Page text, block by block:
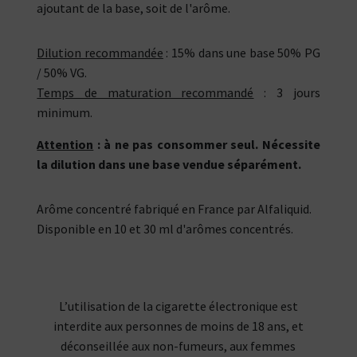
ajoutant de la base, soit de l'arôme.
Dilution recommandée : 15% dans une base 50% PG
/ 50% VG.
Temps de maturation recommandé : 3 jours
minimum.
Attention : à ne pas consommer seul. Nécessite
la dilution dans une base vendue séparément.
Arôme concentré fabriqué en France par Alfaliquid.
Disponible en 10 et 30 ml d'arômes concentrés.
L’utilisation de la cigarette électronique est
interdite aux personnes de moins de 18 ans, et
déconseillée aux non-fumeurs, aux femmes